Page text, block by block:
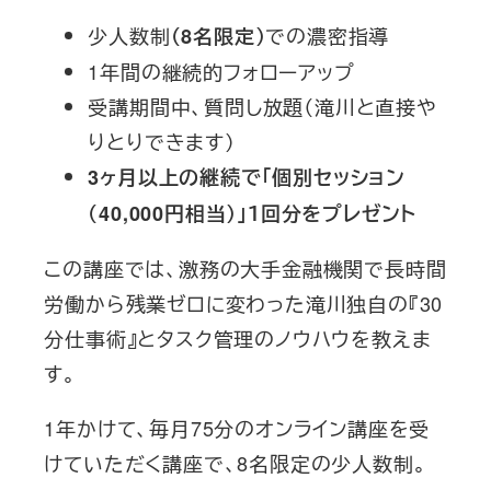
少人数制（8名限定）での濃密指導
1年間の継続的フォローアップ
受講期間中、質問し放題（滝川と直接や
りとりできます）
3ヶ月以上の継続で「個別セッション
（40,000円相当）」１回分をプレゼント
この講座では、激務の大手金融機関で長時間
労働から残業ゼロに変わった滝川独自の『30
分仕事術』とタスク管理のノウハウを教えま
す。
1年かけて、毎月75分のオンライン講座を受
けていただく講座で、8名限定の少人数制。